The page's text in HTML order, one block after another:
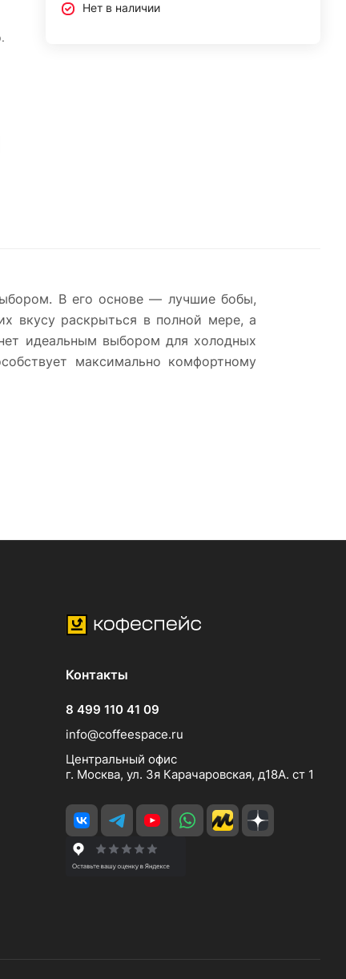
Нет в наличии
В его основе — лучшие бобы,
вкусу раскрыться в полной мере, а
идеальным выбором для холодных
максимально комфортному
Контакты
8 499 110 41 09
info@coffeespace.ru
Центральный офис
г. Москва, ул. 3я Карачаровская, д18А. ст 1